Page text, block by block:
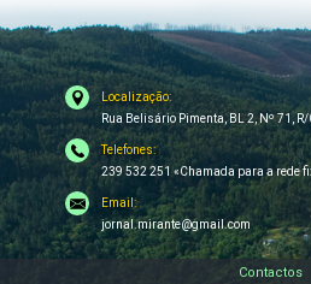
Localização:
Rua Belisário Pimenta, BL 2, Nº 71,
Telefones:
239 532 251 «Chamada para a rede
Email:
jornal.mirante@gmail.com
Contactos